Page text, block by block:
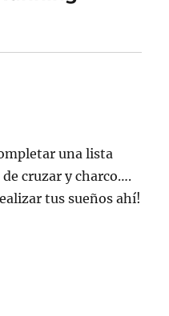
una lista
cruzar y charco….
tus sueños ahí!